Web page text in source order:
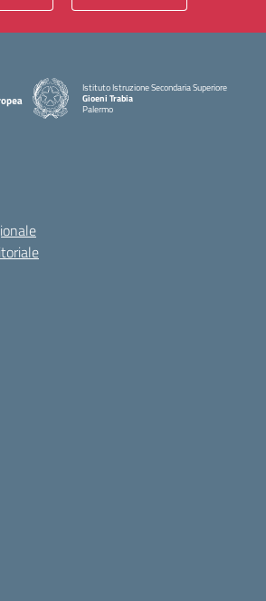
Istituto Istruzione Secondaria Superiore
Gioeni Trabia
Palermo